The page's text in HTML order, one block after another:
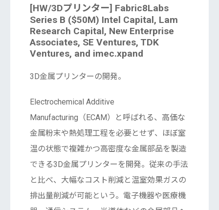
[HW/3Dプリンター] Fabric8Labs
Series B ($50M) Intel Capital, Lam
Research Capital, New Enterprise
Associates, SE Ventures, TDK
Ventures, and imec.xpand
3D金属プリンターの開発。
Electrochemical Additive
Manufacturing（ECAM）と呼ばれる、高価な
金属粉末や熱処理工程を必要とせず、ほぼ室
温の状態で複雑かつ高密度な金属部品を製造
できる3D金属プリンターを開発。従来の手法
と比べ、大幅なコスト削減と温室効果ガスの
排出量削減が可能という。電子機器や医療機